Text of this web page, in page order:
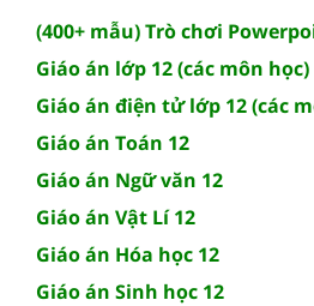
(400+ mẫu) Trò chơi
Giáo án lớp 12 (các môn học)
Giáo án điện tử lớp 12 (các
Giáo án Toán 12
Giáo án Ngữ văn 12
Giáo án Vật Lí 12
Giáo án Hóa học 12
Giáo án Sinh học 12